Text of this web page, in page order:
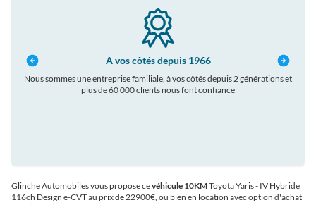
A vos côtés depuis 1966
Nous sommes une entreprise familiale, à vos côtés depuis 2 générations et
plus de 60 000 clients nous font confiance
Glinche Automobiles vous propose cevéhicule 10KMToyota Yaris- IV Hybride
116ch Design e-CVT au prix de 22900€, ou bien en location avec option d'achat